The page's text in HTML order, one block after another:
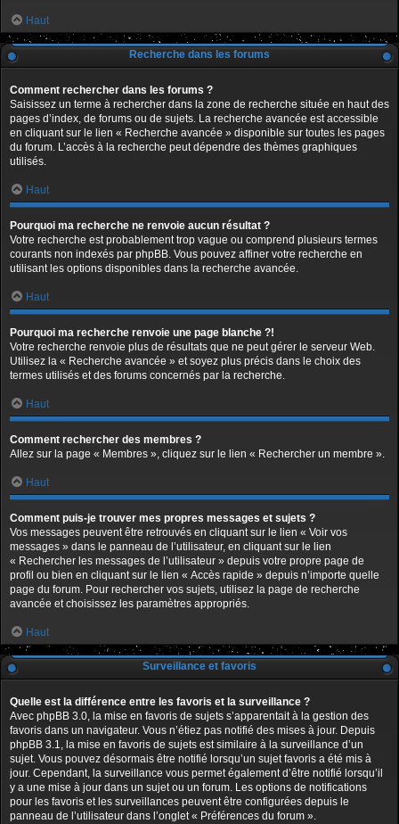
Haut
Recherche dans les forums
Comment rechercher dans les forums ?
Saisissez un terme à rechercher dans la zone de recherche située en haut des
pages d’index, de forums ou de sujets. La recherche avancée est accessible
en cliquant sur le lien « Recherche avancée » disponible sur toutes les pages
du forum. L’accès à la recherche peut dépendre des thèmes graphiques
utilisés.
Haut
Pourquoi ma recherche ne renvoie aucun résultat ?
Votre recherche est probablement trop vague ou comprend plusieurs termes
courants non indexés par phpBB. Vous pouvez affiner votre recherche en
utilisant les options disponibles dans la recherche avancée.
Haut
Pourquoi ma recherche renvoie une page blanche ?!
Votre recherche renvoie plus de résultats que ne peut gérer le serveur Web.
Utilisez la « Recherche avancée » et soyez plus précis dans le choix des
termes utilisés et des forums concernés par la recherche.
Haut
Comment rechercher des membres ?
Allez sur la page « Membres », cliquez sur le lien « Rechercher un membre ».
Haut
Comment puis-je trouver mes propres messages et sujets ?
Vos messages peuvent être retrouvés en cliquant sur le lien « Voir vos
messages » dans le panneau de l’utilisateur, en cliquant sur le lien
« Rechercher les messages de l’utilisateur » depuis votre propre page de
profil ou bien en cliquant sur le lien « Accès rapide » depuis n’importe quelle
page du forum. Pour rechercher vos sujets, utilisez la page de recherche
avancée et choisissez les paramètres appropriés.
Haut
Surveillance et favoris
Quelle est la différence entre les favoris et la surveillance ?
Avec phpBB 3.0, la mise en favoris de sujets s’apparentait à la gestion des
favoris dans un navigateur. Vous n’étiez pas notifié des mises à jour. Depuis
phpBB 3.1, la mise en favoris de sujets est similaire à la surveillance d’un
sujet. Vous pouvez désormais être notifié lorsqu’un sujet favoris a été mis à
jour. Cependant, la surveillance vous permet également d’être notifié lorsqu’il
y a une mise à jour dans un sujet ou un forum. Les options de notifications
pour les favoris et les surveillances peuvent être configurées depuis le
panneau de l’utilisateur dans l’onglet « Préférences du forum ».